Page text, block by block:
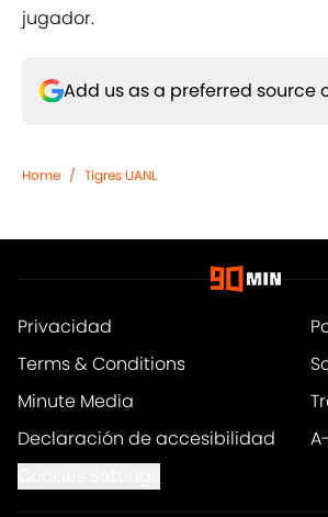
jugador.
Add us as a preferred source
Home / Tigres UANL
Privacidad
Terms & Conditions
Minute Media
Declaración de accesibilidad